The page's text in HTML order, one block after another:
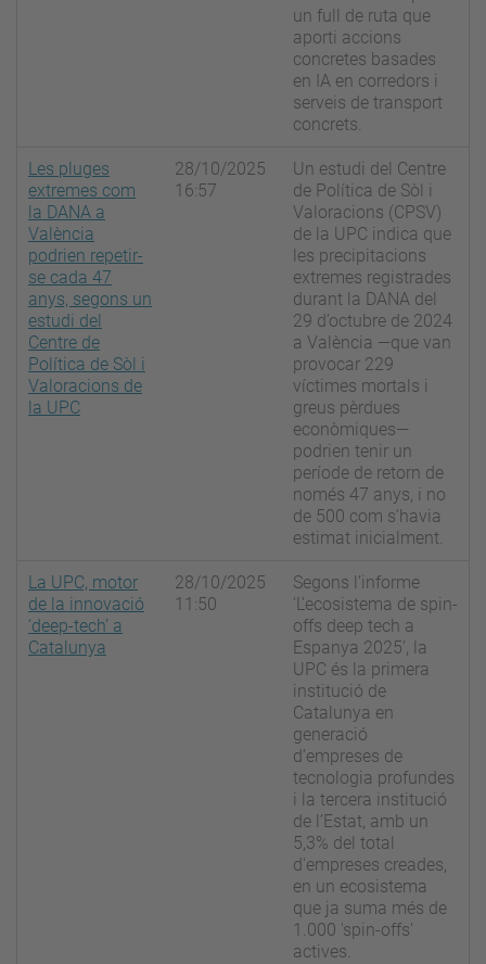
un full de ruta que
aporti accions
concretes basades
en IA en corredors i
serveis de transport
concrets.
Les pluges
extremes com
la DANA a
València
podrien repetir-
se cada 47
anys, segons un
estudi del
Centre de
Política de Sòl i
Valoracions de
la UPC
28/10/2025
16:57
Un estudi del Centre
de Política de Sòl i
Valoracions (CPSV)
de la UPC indica que
les precipitacions
extremes registrades
durant la DANA del
29 d’octubre de 2024
a València —que van
provocar 229
víctimes mortals i
greus pèrdues
econòmiques—
podrien tenir un
període de retorn de
només 47 anys, i no
de 500 com s’havia
estimat inicialment.
La UPC, motor
de la innovació
‘deep-tech’ a
Catalunya
28/10/2025
11:50
Segons l’informe
‘L’ecosistema de spin-
offs deep tech a
Espanya 2025’, la
UPC és la primera
institució de
Catalunya en
generació
d’empreses de
tecnologia profundes
i la tercera institució
de l’Estat, amb un
5,3% del total
d'empreses creades,
en un ecosistema
que ja suma més de
1.000 'spin-offs'
actives.